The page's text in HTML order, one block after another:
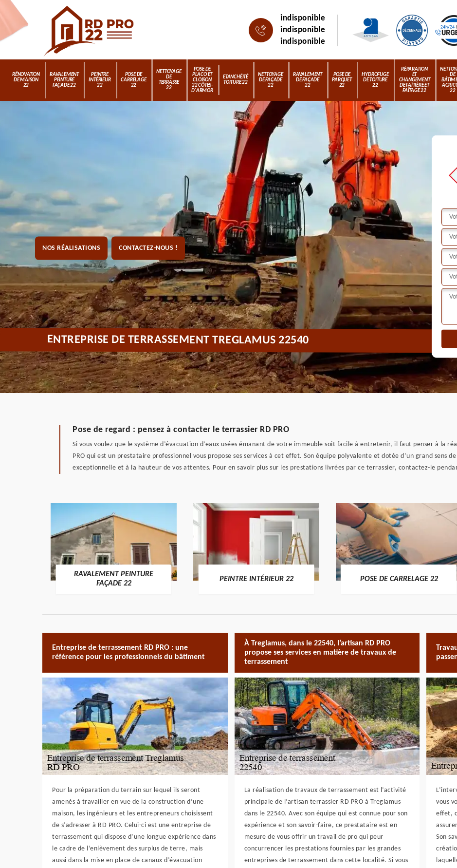
indisponible
indisponible
indisponible
RÉNOVATION
DE MAISON
22
RAVALEMENT
PEINTURE
FAÇADE 22
PEINTRE
INTÉRIEUR
22
POSE DE
CARRELAGE
22
NETTOYAGE
DE
TERRASSE
22
POSE DE
PLACO ET
CLOISON
22 CÔTES-
D'ARMOR
ETANCHÉITÉ
TOITURE 22
NETTOYAGE
DE FAÇADE
22
RAVALEMENT
DE FAÇADE
22
POSE DE
PARQUET
22
HYDROFUGE
DE TOITURE
22
RÉPARATION
ET
CHANGEMENT
DE FAÎTIÈRE ET
FAÎTAGE 22
DE
22
NOS RÉALISATIONS CONTACTEZ-NOUS !
ENTREPRISE DE TERRASSEMENT TREGLAMUS 22540
Pose de regard : pensez à contacter le terrassier RD PRO
Si vous voulez que le système d’évacuation d’eaux usées émanant de votre immeuble soit facile à entretenir, il faut penser à la
PRO qui est un prestataire professionnel vous propose ses services à cet effet. Son équipe polyvalente et dotée d’un grand sens
exceptionnelle et à la hauteur de vos attentes. Pour en savoir plus sur les prestations livrées par ce terrassier, contactez-le
RAVALEMENT PEINTURE
FAÇADE 22
PEINTRE INTÉRIEUR 22 POSE DE CARRELAGE 22
Entreprise de terrassement RD PRO : une
référence pour les professionnels du bâtiment
Pour la préparation du terrain sur lequel ils seront
amenés à travailler en vue de la construction d’une
maison, les ingénieurs et les entrepreneurs choisissent
de s’adresser à RD PRO. Celui-ci est une entreprise de
terrassement qui dispose d’une longue expérience dans
le cadre de l’enlèvement des surplus de terre, mais
aussi dans la mise en place de canaux d’évacuation
À Treglamus, dans le 22540, l’artisan RD PRO
propose ses services en matière de travaux de
terrassement
La réalisation de travaux de terrassement est l’activité
principale de l’artisan terrassier RD PRO à Treglamus
dans le 22540. Avec son équipe qui est connue pour son
expérience et son savoir-faire, ce prestataire est en
mesure de vous offrir un travail de pro qui peur
concurrencer les prestations fournies par les grandes
entreprises de terrassement dans cette localité. Si vous
vous
effet,
Son